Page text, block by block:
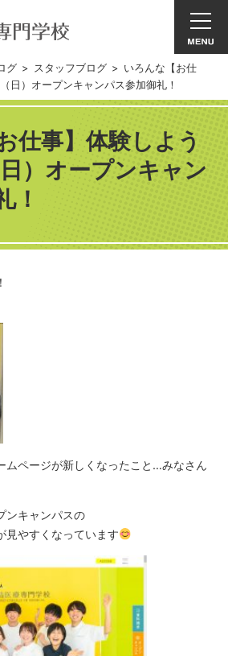
グ > スタッフブログ > いろんな【お仕
日）オープンキャンパス参加御礼！
仕事】体験しよう
）オープンキャン
！
ムページが新しくなったこと…みなさん
ンキャンパスの
見やすくなっています